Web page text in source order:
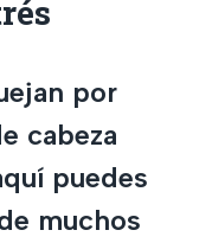
por
cabeza
puedes
muchos